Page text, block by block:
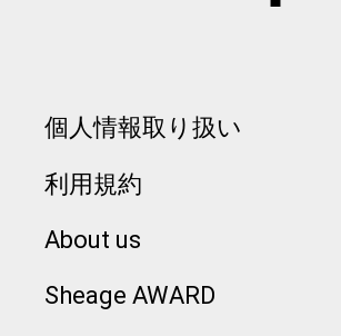
個人情報取り扱い
利用規約
About us
Sheage AWARD